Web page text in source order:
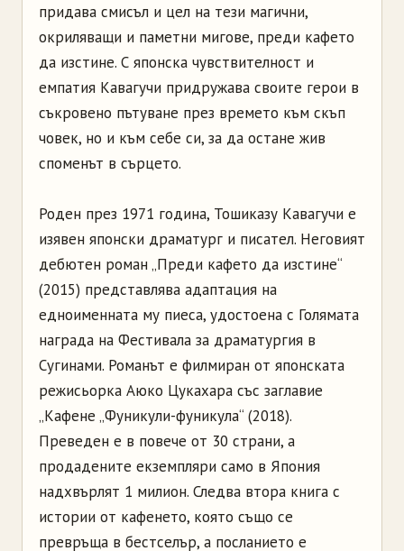
придава смисъл и цел на тези магични,
окриляващи и паметни мигове, преди кафето
да изстине. С японска чувствителност и
емпатия Кавагучи придружава своите герои в
съкровено пътуване през времето към скъп
човек, но и към себе си, за да остане жив
споменът в сърцето.
Роден през 1971 година, Тошиказу Кавагучи е
изявен японски драматург и писател. Неговият
дебютен роман „Преди кафето да изстине“
(2015) представлява адаптация на
едноименната му пиеса, удостоена с Голямата
награда на Фестивала за драматургия в
Сугинами. Романът е филмиран от японската
режисьорка Аюко Цукахара със заглавие
„Кафене „Фуникули-фуникула“ (2018).
Преведен е в повече от 30 страни, а
продадените екземпляри само в Япония
надхвърлят 1 милион. Следва втора книга с
истории от кафенето, която също се
превръща в бестселър, а посланието е